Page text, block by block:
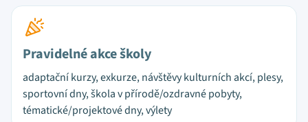
Pravidelné akce školy
adaptační kurzy, exkurze, návštěvy kulturních akcí, plesy,
sportovní dny, škola v přírodě/ozdravné pobyty,
tématické/projektové dny, výlety